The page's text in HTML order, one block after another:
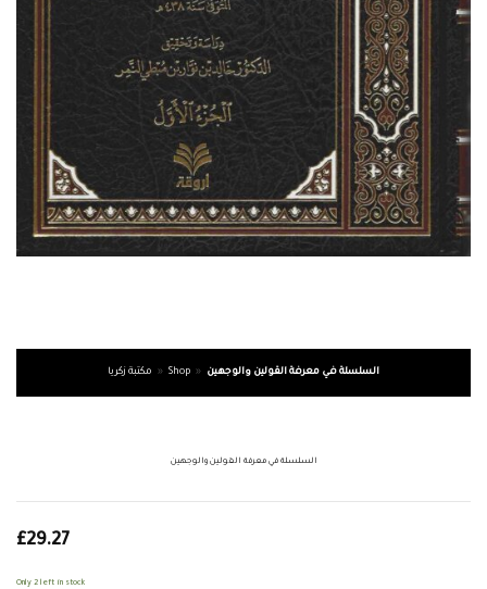
مكتبة زكريا » Shop » السلسلة في معرفة القولين والوجهين
السلسلة في معرفة القولين والوجهين
£29.27
Only 2 left in stock